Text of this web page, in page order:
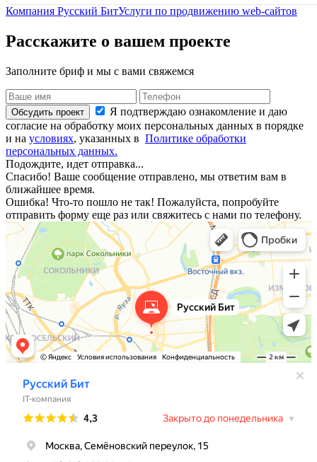
Компания Русский БитУслуги по продвижению web-сайтов
Расскажите о вашем проекте
Заполните бриф и мы с вами свяжемся
Обсудить проект
Я подтверждаю ознакомление и даю
согласие на обработку моих персональных данных в порядке
и на условиях, указанных в Политике обработки
персональных данных.
Подождите, идет отправка...
Спасибо! Ваше сообщение отправлено, мы ответим вам в
ближайшее время.
Ошибка! Что-то пошло не так! Пожалуйста, попробуйте
отправить форму еще раз или свяжитесь с нами по телефону.